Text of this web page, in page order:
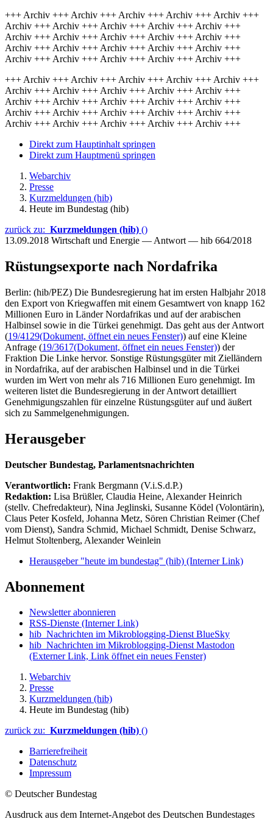
+++ Archiv +++ Archiv +++ Archiv +++ Archiv +++ Archiv +++
Archiv +++ Archiv +++ Archiv +++ Archiv +++ Archiv +++
Archiv +++ Archiv +++ Archiv +++ Archiv +++ Archiv +++
Archiv +++ Archiv +++ Archiv +++ Archiv +++ Archiv +++
Archiv +++ Archiv +++ Archiv +++ Archiv +++ Archiv +++
+++ Archiv +++ Archiv +++ Archiv +++ Archiv +++ Archiv +++
Archiv +++ Archiv +++ Archiv +++ Archiv +++ Archiv +++
Archiv +++ Archiv +++ Archiv +++ Archiv +++ Archiv +++
Archiv +++ Archiv +++ Archiv +++ Archiv +++ Archiv +++
Archiv +++ Archiv +++ Archiv +++ Archiv +++ Archiv +++
Direkt zum Hauptinhalt springen
Direkt zum Hauptmenü springen
Webarchiv
Presse
Kurzmeldungen (hib)
Heute im Bundestag (hib)
zurück zu: Kurzmeldungen (hib) ()
13.09.2018 Wirtschaft und Energie — Antwort — hib 664/2018
Rüstungsexporte nach Nordafrika
Berlin: (hib/PEZ) Die Bundesregierung hat im ersten Halbjahr 2018
den Export von Kriegwaffen mit einem Gesamtwert von knapp 162
Millionen Euro in Länder Nordafrikas und auf der arabischen
Halbinsel sowie in die Türkei genehmigt. Das geht aus der Antwort
(19/4129(Dokument, öffnet ein neues Fenster)) auf eine Kleine
Anfrage (19/3617(Dokument, öffnet ein neues Fenster)) der
Fraktion Die Linke hervor. Sonstige Rüstungsgüter mit Zielländern
in Nordafrika, auf der arabischen Halbinsel und in die Türkei
wurden im Wert von mehr als 716 Millionen Euro genehmigt. Im
weiteren listet die Bundesregierung in der Antwort detailliert
Genehmigungszahlen für einzelne Rüstungsgüter auf und äußert
sich zu Sammelgenehmigungen.
Herausgeber
Deutscher Bundestag, Parlamentsnachrichten
Verantwortlich: Frank Bergmann (V.i.S.d.P.)
Redaktion: Lisa Brüßler, Claudia Heine, Alexander Heinrich
(stellv. Chefredakteur), Nina Jeglinski, Susanne Ködel (Volontärin),
Claus Peter Kosfeld, Johanna Metz, Sören Christian Reimer (Chef
vom Dienst), Sandra Schmid, Michael Schmidt, Denise Schwarz,
Helmut Stoltenberg, Alexander Weinlein
Herausgeber "heute im bundestag" (hib) (Interner Link)
Abonnement
Newsletter abonnieren
RSS-Dienste (Interner Link)
hib_Nachrichten im Mikroblogging-Dienst BlueSky
hib_Nachrichten im Mikroblogging-Dienst Mastodon
(Externer Link, Link öffnet ein neues Fenster)
Webarchiv
Presse
Kurzmeldungen (hib)
Heute im Bundestag (hib)
zurück zu: Kurzmeldungen (hib) ()
Barrierefreiheit
Datenschutz
Impressum
© Deutscher Bundestag
Ausdruck aus dem Internet-Angebot des Deutschen Bundestages